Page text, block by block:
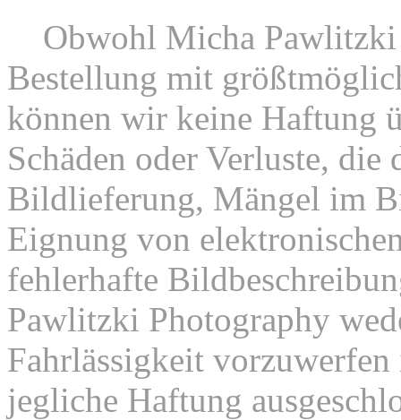
Obwohl Micha
Bestellung mit
können wir keine Haftung
Schäden oder Verluste, die
Bildlieferung, Mängel im
Eignung von
fehlerhafte
Pawlitzki Photography
Fahrlässigkeit
jegliche Haftung